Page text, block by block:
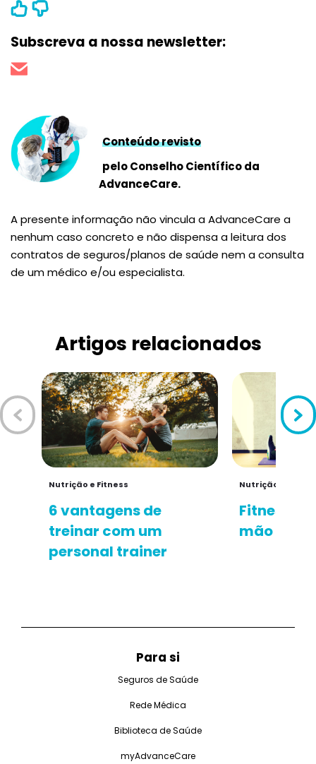
Subscreva a nossa newsletter:
Conteúdo revisto
pelo Conselho Científico da
AdvanceCare.
A presente informação não vincula a AdvanceCare a
nenhum caso concreto e não dispensa a leitura dos
contratos de seguros/planos de saúde nem a consulta
de um médico e/ou especialista.
Artigos relacionados
Nutrição e Fitness
6 vantagens de
treinar com um
personal trainer
Nutrição e
Fitness
mão
Para si
Seguros de Saúde
Rede Médica
Biblioteca de Saúde
myAdvanceCare